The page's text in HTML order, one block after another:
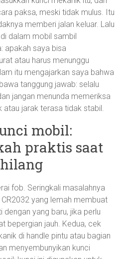
paksa, meski tidak mulus. Itu
memberi jalan keluar. Lalu
dalam mobil sambil
apakah saya bisa
atau harus menunggu
itu mengajarkan saya bahwa
tanggung jawab: selalu
jangan menunda memeriksa
atau jarak terasa tidak stabil.
mobil:
praktis saat
fob. Seringkali masalahnya
yang lemah membuat
yang baru, jika perlu
bepergian jauh. Kedua, cek
di handle pintu atau bagian
menyembunyikan kunci